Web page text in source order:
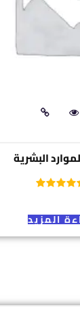
البشرية
المزيد